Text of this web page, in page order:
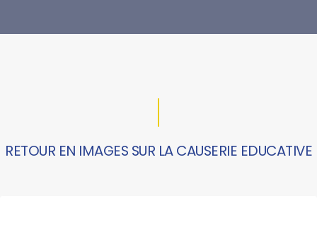
RETOUR EN IMAGES SUR LA CAUSERIE EDUCATIVE